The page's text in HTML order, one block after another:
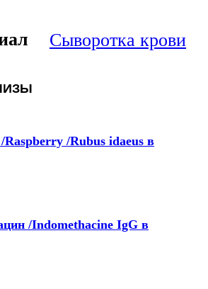
Сыворотка крови
/Rubus idaeus в
/Indomethacine IgG в